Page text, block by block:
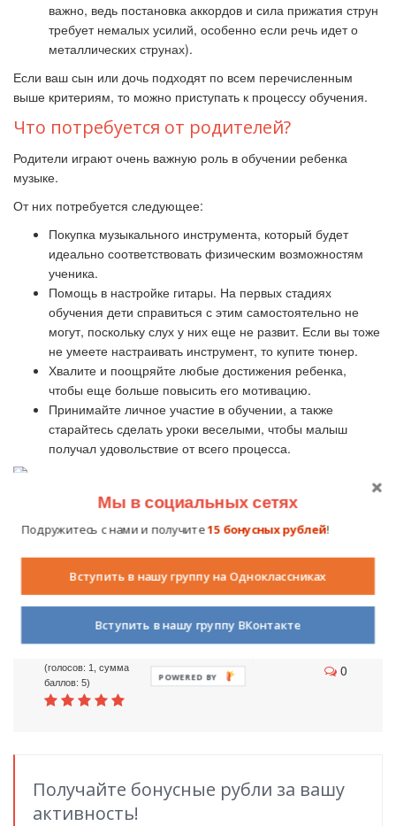
важно, ведь постановка аккордов и сила прижатия струн
требует немалых усилий, особенно если речь идет о
металлических струнах).
Если ваш сын или дочь подходят по всем перечисленным
выше критериям, то можно приступать к процессу обучения.
Что потребуется от родителей?
Родители играют очень важную роль в обучении ребенка
музыке.
От них потребуется следующее:
Покупка музыкального инструмента, который будет
идеально соответствовать физическим возможностям
ученика.
Помощь в настройке гитары. На первых стадиях
обучения дети справиться с этим самостоятельно не
могут, поскольку слух у них еще не развит. Если вы тоже
не умеете настраивать инструмент, то купите тюнер.
Хвалите и поощряйте любые достижения ребенка,
чтобы еще больше повысить его мотивацию.
Принимайте личное участие в обучении, а также
старайтесь сделать уроки веселыми, чтобы малыш
получал удовольствие от всего процесса.
Как показывает статистика, дети, у которых образовательный
процесс проходит при участии родителей, значительно
инструментах и показывают более высокие результаты, чем те
ученики, которые занимаются только в музыкальных школах.
(голосов: 1, сумма
баллов: 5)
0
Получайте бонусные рубли за вашу
активность!
Мы в социальных сетях
Подружитесь с нами и получите15 бонусных рублей!
Вступить в нашу группу на Одноклассниках
Вступить в нашу группу ВКонтакте
POWERED BY